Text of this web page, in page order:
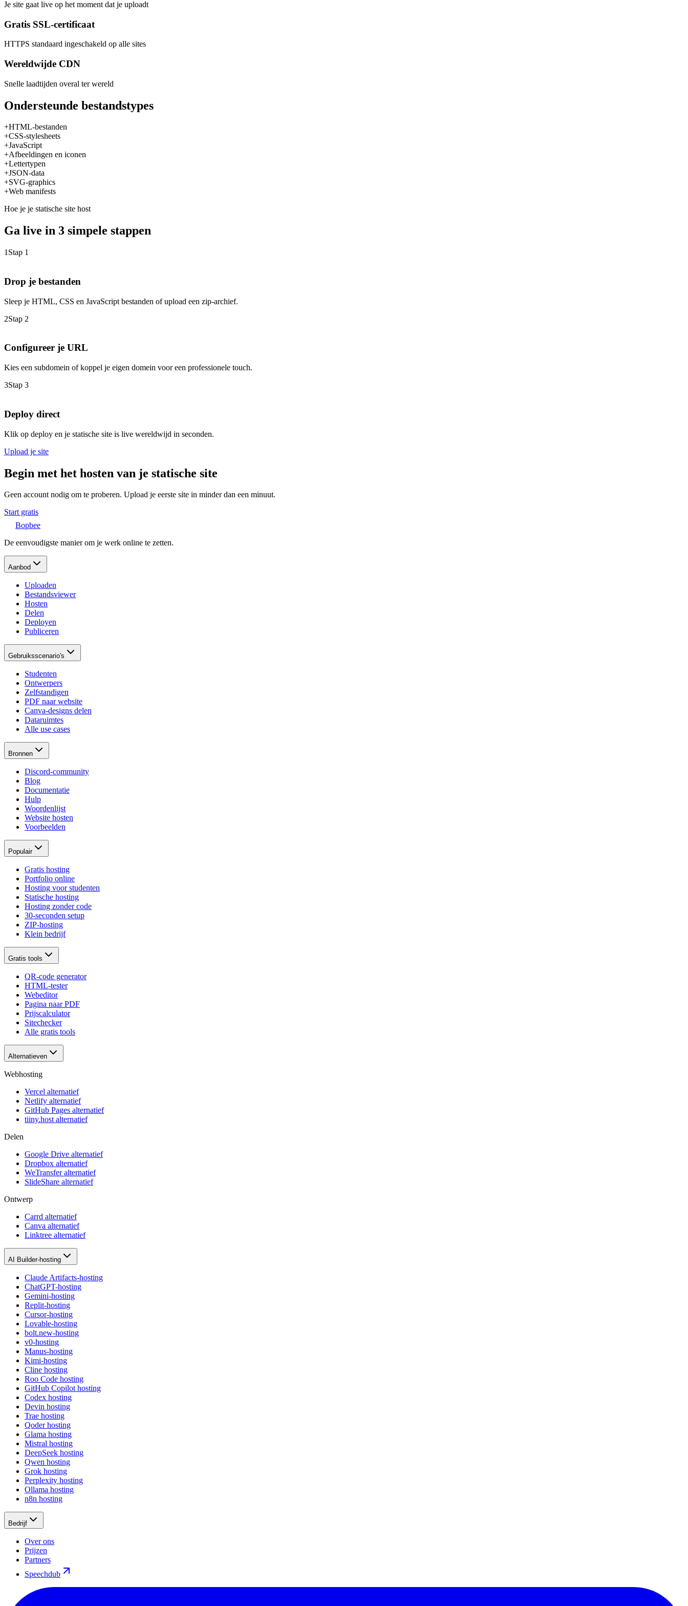
Je site gaat live op het moment dat je uploadt
Gratis SSL-certificaat
HTTPS standaard ingeschakeld op alle sites
Wereldwijde CDN
Snelle laadtijden overal ter wereld
Ondersteunde bestandstypes
+HTML-bestanden
+CSS-stylesheets
+JavaScript
+Afbeeldingen en iconen
+Lettertypen
+JSON-data
+SVG-graphics
+Web manifests
Hoe je je statische site host
Ga live in 3 simpele stappen
1 Stap 1
Drop je bestanden
Sleep je HTML, CSS en JavaScript bestanden of upload een zip-archief.
2Stap 2
Configureer je URL
Kies een subdomein of koppel je eigen domein voor een professionele touch.
3Stap 3
Deploy direct
Klik op deploy en je statische site is live wereldwijd in seconden.
Upload je site
Begin met het hosten van je statische site
Geen account nodig om te proberen. Upload je eerste site in minder dan een minuut.
Start gratis
Bopbee
De eenvoudigste manier om je werk online te zetten.
Aanbod
Uploaden
Bestandsviewer
Hosten
Delen
Deployen
Publiceren
Gebruiksscenario's
Studenten
Ontwerpers
Zelfstandigen
PDF naar website
Canva-designs delen
Dataruimtes
Alle use cases
Bronnen
Discord-community
Blog
Documentatie
Hulp
Woordenlijst
Website hosten
Voorbeelden
Populair
Gratis hosting
Portfolio online
Hosting voor studenten
Statische hosting
Hosting zonder code
30-seconden setup
ZIP-hosting
Klein bedrijf
Gratis tools
QR-code generator
HTML-tester
Webeditor
Pagina naar PDF
Prijscalculator
Sitechecker
Alle gratis tools
Alternatieven
Webhosting
Vercel alternatief
Netlify alternatief
GitHub Pages alternatief
tiiny.host alternatief
Delen
Google Drive alternatief
Dropbox alternatief
WeTransfer alternatief
SlideShare alternatief
Ontwerp
Carrd alternatief
Canva alternatief
Linktree alternatief
AI Builder-hosting
Claude Artifacts-hosting
ChatGPT-hosting
Gemini-hosting
Replit-hosting
Cursor-hosting
Lovable-hosting
bolt.new-hosting
v0-hosting
Manus-hosting
Kimi-hosting
Cline hosting
Roo Code hosting
GitHub Copilot hosting
Codex hosting
Devin hosting
Trae hosting
Qoder hosting
Glama hosting
Mistral hosting
DeepSeek hosting
Qwen hosting
Grok hosting
Perplexity hosting
Ollama hosting
n8n hosting
Bedrijf
Over ons
Prijzen
Partners
Speechdub